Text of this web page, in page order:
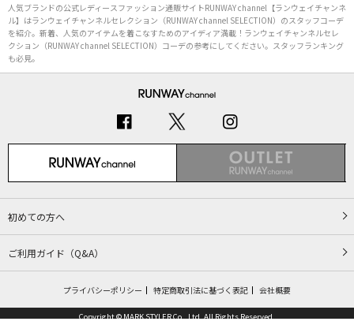
人気ブランドの公式レディースファッション通販サイトRUNWAY channel【ランウェイチャンネ
ル】はランウェイチャンネルセレクション（RUNWAY channel SELECTION）のスタッフコーデ
を紹介。新着、人気のアイテムを着こなすためのアイディア満載！ランウェイチャンネルセレ
クション（RUNWAY channel SELECTION）コーデの参考にしてください。スタッフランキング
も必見。
初めての方へ
ご利用ガイド（Q&A）
プライバシーポリシー 特定商取引法に基づく表記 会社概要
Copyright © MARK STYLER Co., Ltd. All Rights Reserved.